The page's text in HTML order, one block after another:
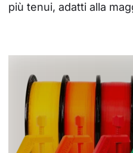
più tenui, adatti alla